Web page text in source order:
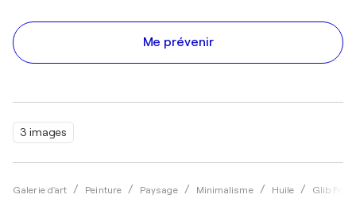
3 images
Galerie d'art Peinture Paysage Minimalisme Huile Glib
Me prévenir